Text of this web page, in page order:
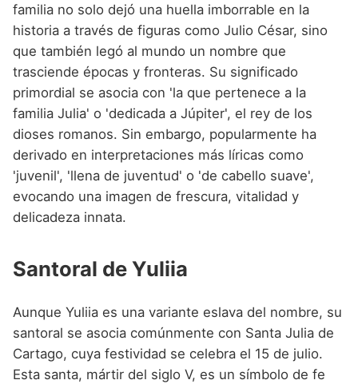
familia no solo dejó una huella imborrable en la
historia a través de figuras como Julio César, sino
que también legó al mundo un nombre que
trasciende épocas y fronteras. Su significado
primordial se asocia con 'la que pertenece a la
familia Julia' o 'dedicada a Júpiter', el rey de los
dioses romanos. Sin embargo, popularmente ha
derivado en interpretaciones más líricas como
'juvenil', 'llena de juventud' o 'de cabello suave',
evocando una imagen de frescura, vitalidad y
delicadeza innata.
Santoral de Yuliia
Aunque Yuliia es una variante eslava del nombre, su
santoral se asocia comúnmente con Santa Julia de
Cartago, cuya festividad se celebra el 15 de julio.
Esta santa, mártir del siglo V, es un símbolo de fe